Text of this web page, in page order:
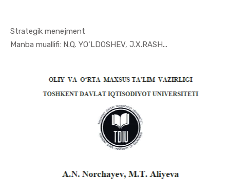
Strategik menejment
Manba muallifi: N.Q. YO‘LDOSHEV, J.X.RASH...
In Menejme...